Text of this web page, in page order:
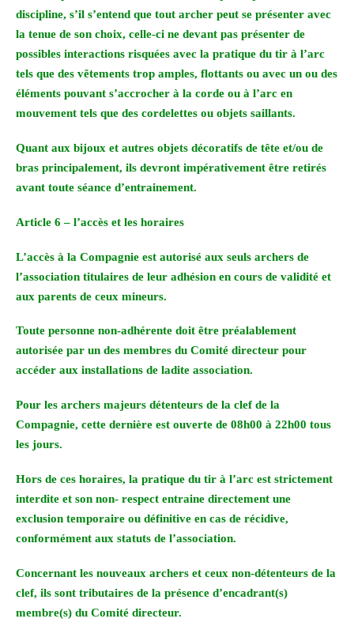
discipline, s’il s’entend que tout archer peut se présenter avec
la tenue de son choix, celle-ci ne devant pas présenter de
possibles interactions risquées avec la pratique du tir à l’arc
tels que des vêtements trop amples, flottants ou avec un ou des
éléments pouvant s’accrocher à la corde ou à l’arc en
mouvement tels que des cordelettes ou objets saillants.
Quant aux bijoux et autres objets décoratifs de tête et/ou de
bras principalement, ils devront impérativement être retirés
avant toute séance d’entrainement.
Article 6 – l’accès et les horaires
L’accès à la Compagnie est autorisé aux seuls archers de
l’association titulaires de leur adhésion en cours de validité et
aux parents de ceux mineurs.
Toute personne non-adhérente doit être préalablement
autorisée par un des membres du Comité directeur pour
accéder aux installations de ladite association.
Pour les archers majeurs détenteurs de la clef de la
Compagnie, cette dernière est ouverte de 08h00 à 22h00 tous
les jours.
Hors de ces horaires, la pratique du tir à l’arc est strictement
interdite et son non- respect entraine directement une
exclusion temporaire ou définitive en cas de récidive,
conformément aux statuts de l’association.
Concernant les nouveaux archers et ceux non-détenteurs de la
clef, ils sont tributaires de la présence d’encadrant(s)
membre(s) du Comité directeur.